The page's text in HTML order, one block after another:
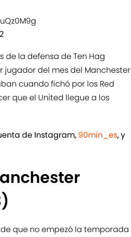
de la defensa de Ten Hag
del mes del Manchester
cuando fichó por los Red
que el United llegue a los
de Instagram, 90min_es, y
que no empezó la temporada